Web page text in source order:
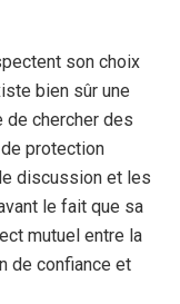
son choix
bien sûr une
de chercher des
protection
discussion et les
le fait que sa
mutuel entre la
de confiance et